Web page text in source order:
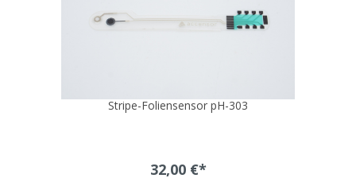
Stripe-Foliensensor pH-303
32,00 €*